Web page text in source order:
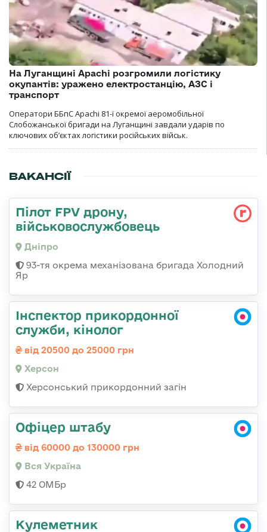
На Луганщині Apachi розгромили логістику
окупантів: уражено електростанцію, АЗС і
транспорт
Оператори ББпС Apachi 81-ї окремої аеромобільної
Слобожанської бригади на Луганщині завдали ударів по
ключових об’єктах логістики російських військ.
ВАКАНСІЇ
Пілот FPV дрону,
військовослужбовець
Дніпро
93-тя окрема механізована бригада Холодний
Яр
Інспектор прикордонної
служби, кінолог
від 20500 до 25000 грн
Херсон
Херсонський прикордонний загін
Офіцер штабу
від 60000 до 130000 грн
Вся Україна
42 ОМБр
Кулеметник